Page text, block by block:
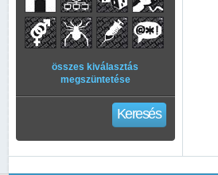
összes kiválasztás
megszüntetése
Keresés